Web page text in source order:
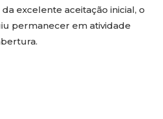
excelente aceitação inicial, o
permanecer em atividade